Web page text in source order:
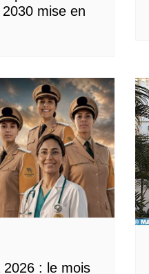
mise en
: le mois